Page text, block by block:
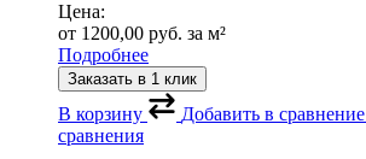
Цена:
от 1200,00 руб. за м²
Подробнее
Заказать в 1 клик
В корзину Добавить в сравнение
сравнения